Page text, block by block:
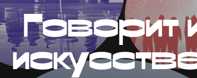
Говорит